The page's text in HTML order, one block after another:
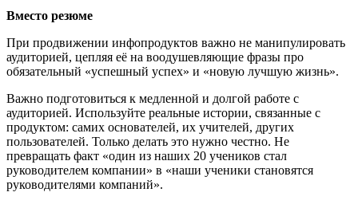
Вместо резюме
При продвижении инфопродуктов важно не манипулировать
аудиторией, цепляя её на воодушевляющие фразы про
обязательный «успешный успех» и «новую лучшую жизнь».
Важно подготовиться к медленной и долгой работе с
аудиторией. Используйте реальные истории, связанные с
продуктом: самих основателей, их учителей, других
пользователей. Только делать это нужно честно. Не
превращать факт «один из наших 20 учеников стал
руководителем компании» в «наши ученики становятся
руководителями компаний».